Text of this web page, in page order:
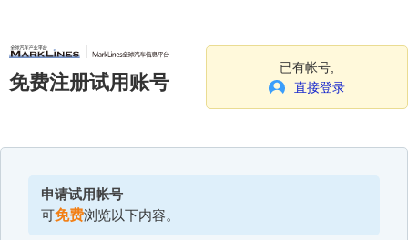
免费注册试用账号
已有帐号,
直接登录
申请试用帐号
可免费浏览以下内容。